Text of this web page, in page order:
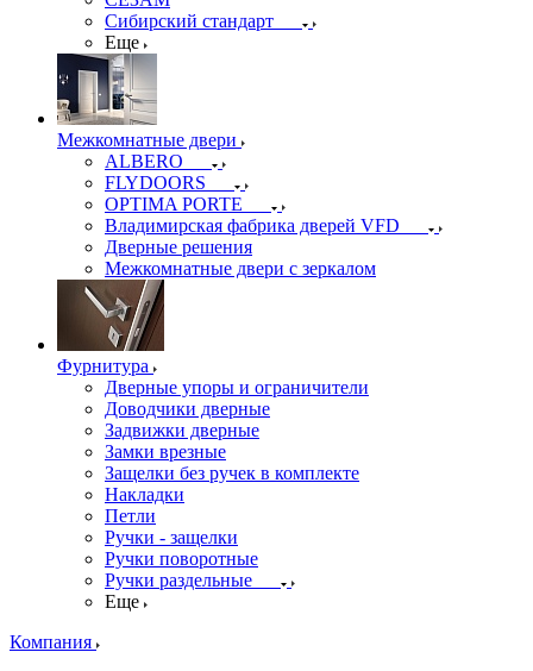
Сибирский стандарт
Еще
Межкомнатные двери
ALBERO
FLYDOORS
OPTIMA PORTE
Владимирская фабрика дверей VFD
Дверные решения
Межкомнатные двери c зеркалом
Фурнитура
Дверные упоры и ограничители
Доводчики дверные
Задвижки дверные
Замки врезные
Защелки без ручек в комплекте
Накладки
Петли
Ручки - защелки
Ручки поворотные
Ручки раздельные
Еще
Компания